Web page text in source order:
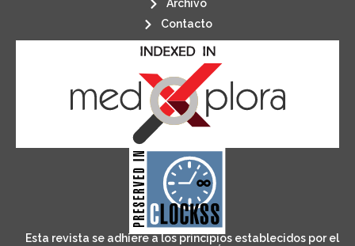
Archivo
Contacto
CLOCKSS is a dak archive that
ensures the long-term survival
of web-based scholary
publications, governed by and for
its stakeholders.
Esta revista se adhiere a los principios establecidos por el